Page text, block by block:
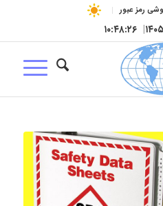
رمز عبور
۱۶| ۱۰:۴۸:۲۷